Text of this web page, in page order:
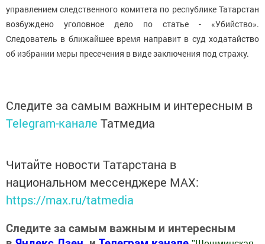
управлением следственного комитета по республике Татарстан
возбуждено уголовное дело по статье - «Убийство».
Следователь в ближайшее время направит в суд ходатайство
об избрании меры пресечения в виде заключения под стражу.
Следите за самым важным и интересным в
Telegram-канале Татмедиа
Читайте новости Татарстана в
национальном мессенджере MАХ:
https://max.ru/tatmedia
Следите за самым важным и интересным